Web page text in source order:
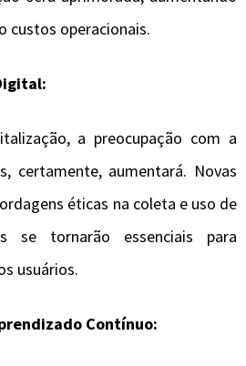
custos operacionais.
a preocupação com a
certamente, aumentará. Novas
éticas na coleta e uso de
se tornarão essenciais para
usuários.
Contínuo: